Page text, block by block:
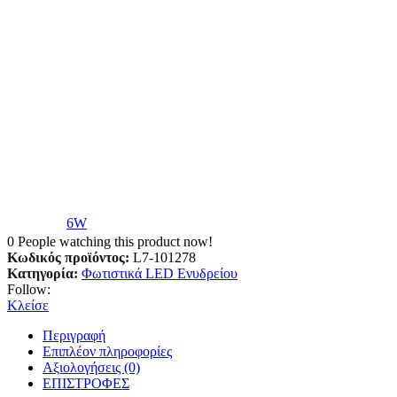
6W
0 People watching this product now!
Κωδικός προϊόντος: L7-101278
Κατηγορία: Φωτιστικά LED Ενυδρείου
Follow:
Κλείσε
Περιγραφή
Επιπλέον πληροφορίες
Αξιολογήσεις (0)
ΕΠΙΣΤΡΟΦΕΣ